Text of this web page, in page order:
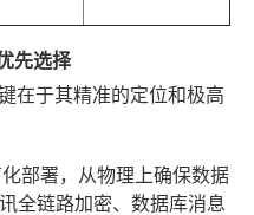
先选择
在于其精准的定位和极高
部署，从物理上确保数据
全链路加密、数据库消息